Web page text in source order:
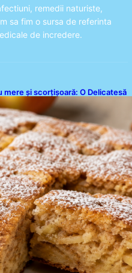
remedii naturiste,
sa fim o sursa de referinta
de incredere.
mere și scorțișoară: O Delicatesă
Adormirii Maicii Domnului